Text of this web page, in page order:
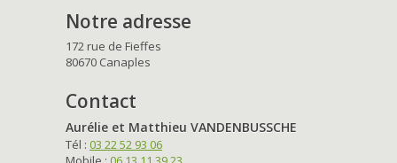
Notre adresse
172 rue de Fieffes
80670 Canaples
Contact
Aurélie et Matthieu VANDENBUSSCHE
Tél : 03 22 52 93 06